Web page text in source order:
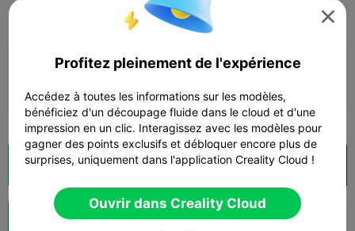
Print Settings Add Miniatures  Personnages et créatures 
 Ajouter la configuration d'impression
Gagner plus de points
Découpes Ouvrir dans Creality Cloud
Booster 121 128  1

Profitez pleinement de l'expérience
Accédez à toutes les informations sur les modèles,
bénéficiez d'un découpage fluide dans le cloud et d'une
impression en un clic. Interagissez avec les modèles pour
gagner des points exclusifs et débloquer encore plus de
surprises, uniquement dans l'application Creality Cloud !
Ouvrir dans Creality Cloud